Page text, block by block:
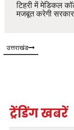
टिहरी में मेडिकल
मजबूत करेगी
उत्तराखंड
ट्रेंडिंग खबरें